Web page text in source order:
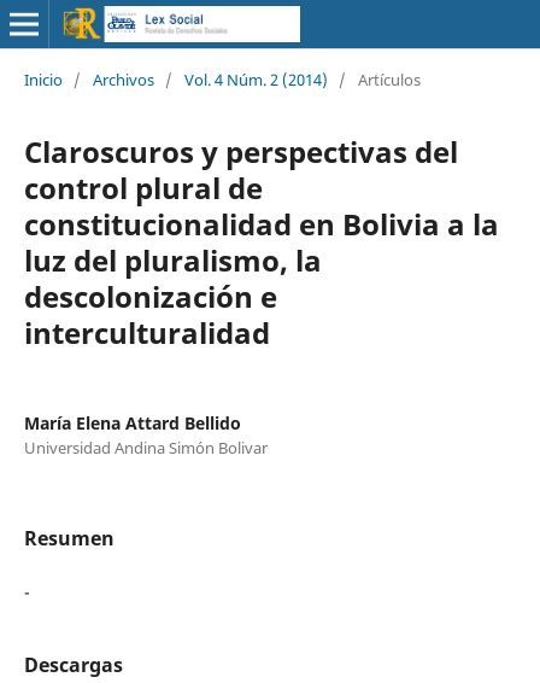
Inicio / Archivos / Vol. 4 Núm. 2 (2014) / Artículos
Claroscuros y perspectivas del
control plural de
constitucionalidad en Bolivia a la
luz del pluralismo, la
descolonización e
interculturalidad
María Elena Attard Bellido
Universidad Andina Simón Bolivar
Resumen
-
Descargas